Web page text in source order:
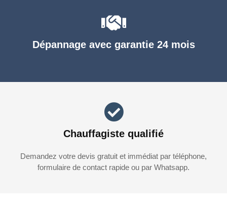
Dépannage avec garantie 24 mois
Chauffagiste qualifié
Demandez votre devis gratuit et immédiat par téléphone,
formulaire de contact rapide ou par Whatsapp.